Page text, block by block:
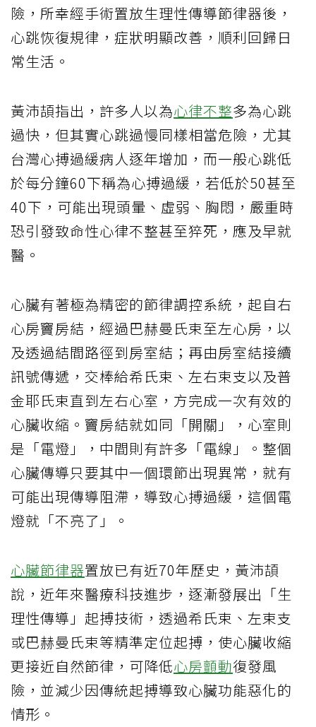
險，所幸經手術置放生理性傳導節律器後，
心跳恢復規律，症狀明顯改善，順利回歸日
常生活。
黃沛頡指出，許多人以為心律不整多為心跳
過快，但其實心跳過慢同樣相當危險，尤其
台灣心搏過緩病人逐年增加，而一般心跳低
於每分鐘60下稱為心搏過緩，若低於50甚至
40下，可能出現頭暈、虛弱、胸悶，嚴重時
恐引發致命性心律不整甚至猝死，應及早就
醫。
心臟有著極為精密的節律調控系統，起自右
心房竇房結，經過巴赫曼氏束至左心房，以
及透過結間路徑到房室結；再由房室結接續
訊號傳遞，交棒給希氏束、左右束支以及普
金耶氏束直到左右心室，方完成一次有效的
心臟收縮。竇房結就如同「開關」，心室則
是「電燈」，中間則有許多「電線」。整個
心臟傳導只要其中一個環節出現異常，就有
可能出現傳導阻滯，導致心搏過緩，這個電
燈就「不亮了」。
心臟節律器置放已有近70年歷史，黃沛頡
說，近年來醫療科技進步，逐漸發展出「生
理性傳導」起搏技術，透過希氏束、左束支
或巴赫曼氏束等精準定位起搏，使心臟收縮
更接近自然節律，可降低心房顫動復發風
險，並減少因傳統起搏導致心臟功能惡化的
情形。